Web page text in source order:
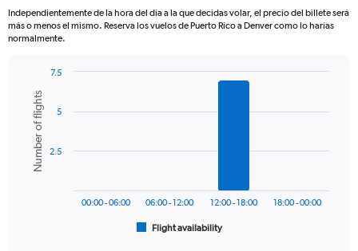
The
chart
axis
displaying
values.
Range:
Independientemente de la hora del día a la que decidas volar, el precio del billete será
más o menos el mismo. Reserva los vuelos de Puerto Rico a Denver como lo harías
normalmente.
chart
with
bars.
The
Chart
graphic.
Number of flights
Flight availability
00:00 - 06:00 06:00 - 12:00 12:00 - 18:00 18:00 - 00:00
2.5
5
7.5